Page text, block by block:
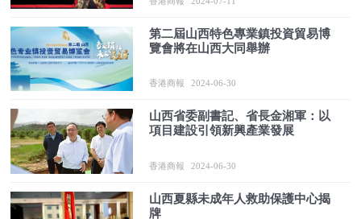
第二屆山西特色專業鎮投資貿易博
覽會將在山西大同舉辦
香港商報 2024-06-30
山西省委副書記、省長金湘軍：以
項目建設引領新興產業發展
香港商報 2024-06-30
山西夏縣未成年人救助保護中心揭
牌